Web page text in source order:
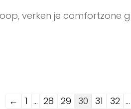
verken je comfortzone
Navigatie
← 1 ... 28 29 30 31 32 ...